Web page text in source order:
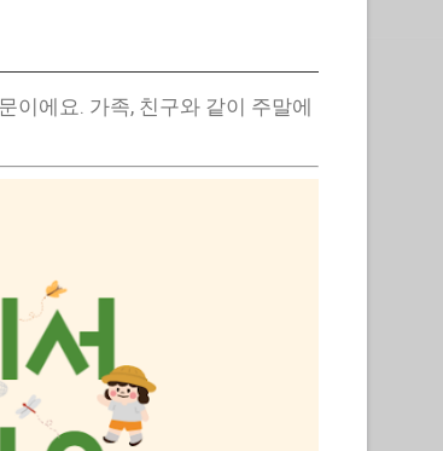
이에요. 가족, 친구와 같이 주말에